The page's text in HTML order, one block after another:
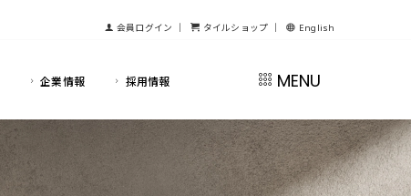
会員ログイン ｜ タイルショップ ｜ English
企業情報 採用情報 MENU